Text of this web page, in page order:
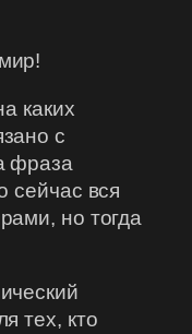
каких
с
фраза
сейчас вся
но тогда
тех, кто